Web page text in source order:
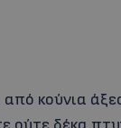
κούνια